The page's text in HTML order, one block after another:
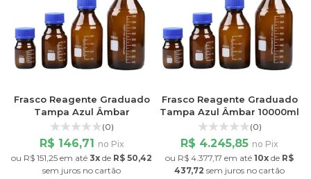
Frasco Reagente Graduado
Tampa Azul Âmbar
(0)
R$ 146,71 no Pix
ou R$ 151,25 em até 3x de R$ 50,42
sem juros no cartão
Frasco Reagente Graduado
Tampa Azul Âmbar 10000ml
(0)
R$ 4.245,85 no Pix
ou R$ 4.377,17 em até 10x de R$
437,72 sem juros no cartão